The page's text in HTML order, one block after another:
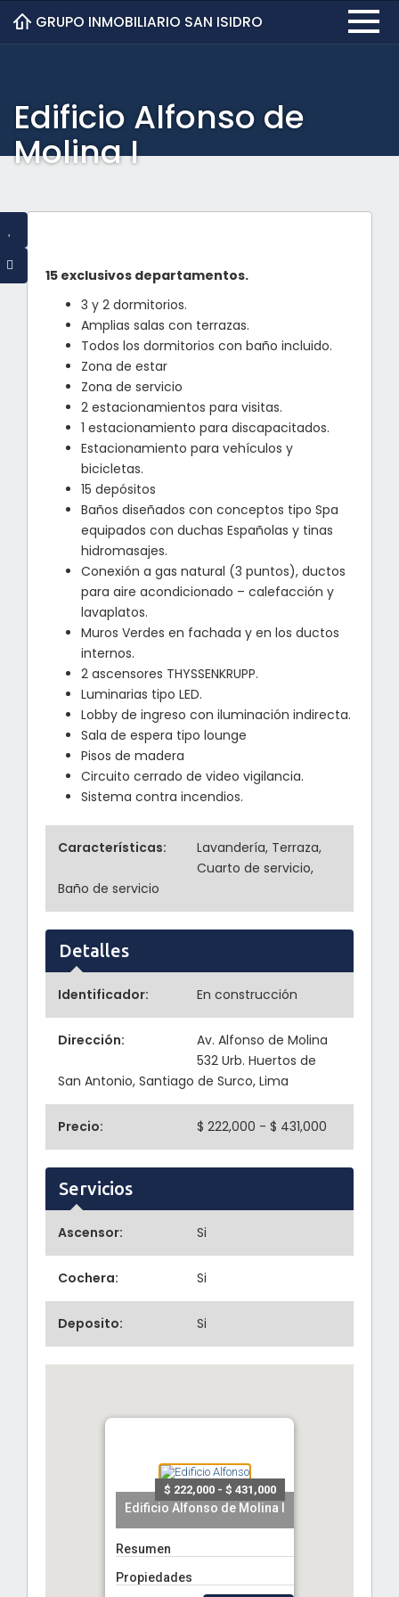
GRUPO INMOBILIARIO SAN ISIDRO
Edificio Alfonso de
Molina I
15 exclusivos departamentos.
3 y 2 dormitorios.
Amplias salas con terrazas.
Todos los dormitorios con baño incluido.
Zona de estar
Zona de servicio
2 estacionamientos para visitas.
1 estacionamiento para discapacitados.
Estacionamiento para vehículos y
bicicletas.
15 depósitos
Baños diseñados con conceptos tipo Spa
equipados con duchas Españolas y tinas
hidromasajes.
Conexión a gas natural (3 puntos), ductos
para aire acondicionado – calefacción y
lavaplatos.
Muros Verdes en fachada y en los ductos
internos.
2 ascensores THYSSENKRUPP.
Luminarias tipo LED.
Lobby de ingreso con iluminación indirecta.
Sala de espera tipo lounge
Pisos de madera
Circuito cerrado de video vigilancia.
Sistema contra incendios.
Características:
Lavandería, Terraza,
Cuarto de servicio,
Baño de servicio
Detalles
Identificador: En construcción
Dirección:
Av. Alfonso de Molina
532 Urb. Huertos de
San Antonio, Santiago de Surco, Lima
Precio: $ 222,000 - $ 431,000
Servicios
Ascensor: Si
Cochera: Si
Deposito: Si
$ 222,000 - $ 431,000
Edificio Alfonso de Molina I
Resumen
Propiedades